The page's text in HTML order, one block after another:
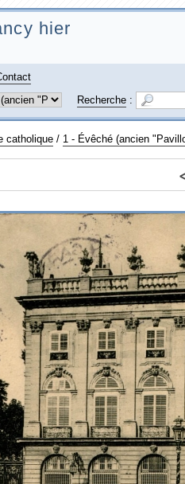
hier
Recherche :
catholique / 1 - Évêché (ancien